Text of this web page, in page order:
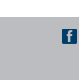
Pie de página con